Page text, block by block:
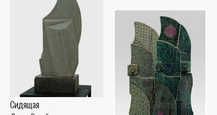
Сидящая